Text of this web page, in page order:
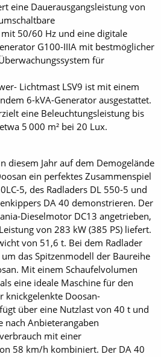
eine Dauerausgangsleistung von
50/60 Hz und eine digitale
G100-IIIA mit bestmöglicher
für
Lichtmast LSV9 ist mit einem
6-kVA-Generator ausgestattet.
eine Beleuchtungsleistung bis
5 000 m² bei 20 Lux.
diesem Jahr auf dem Demogelände
ein perfektes Zusammenspiel
5, des Radladers DL 550-5 und
DA 40 demonstrieren. Der
Dieselmotor DC13 angetrieben,
von 283 kW (385 PS) liefert.
von 51,6 t. Bei dem Radlader
das Spitzenmodell der Baureihe
Mit einem Schaufelvolumen
eine ideale Maschine für den
knickgelenkte Doosan-
über eine Nutzlast von 40 t und
nach Anbieterangaben
mit einer
58 km/h kombiniert. Der DA 40